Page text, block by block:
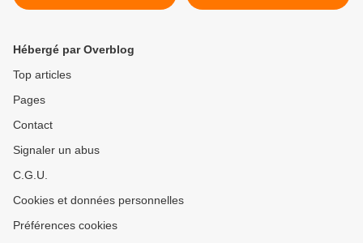
Bernanos épisode 13
Bernanos épisode 15
Hébergé par Overblog
Top articles
Pages
Contact
Signaler un abus
C.G.U.
Cookies et données personnelles
Préférences cookies